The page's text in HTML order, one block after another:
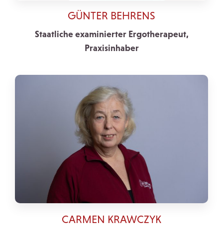
GÜNTER BEHRENS
Staatliche examinierter Ergotherapeut,
Praxisinhaber
CARMEN KRAWCZYK